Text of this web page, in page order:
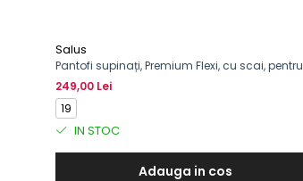
Salus
Pantofi supinați, Premium Flexi, cu scai, pentru
băieți
249,00 Lei
19
IN STOC
Adauga in cos